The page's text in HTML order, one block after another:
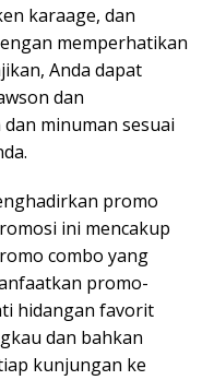
karaage, dan
memperhatikan
Anda dapat
dan
minuman sesuai
promo
ini mencakup
combo yang
promo-
hidangan favorit
dan bahkan
kunjungan ke